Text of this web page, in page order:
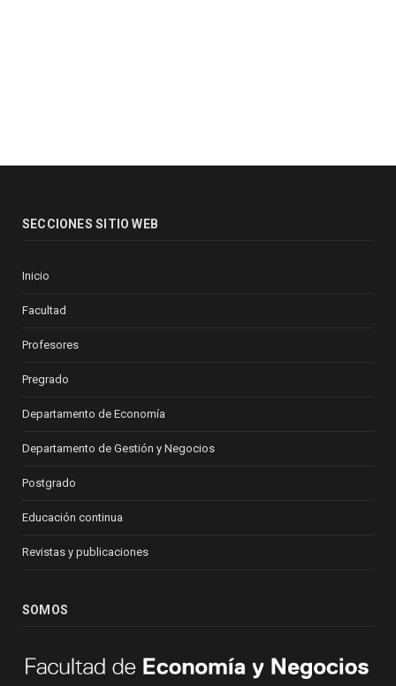
SECCIONES SITIO WEB
Inicio
Facultad
Profesores
Pregrado
Departamento de Economía
Departamento de Gestión y Negocios
Postgrado
Educación continua
Revistas y publicaciones
SOMOS